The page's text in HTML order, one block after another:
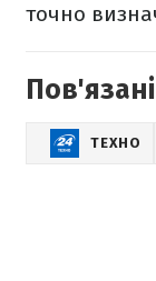
точно
ТЕХНО